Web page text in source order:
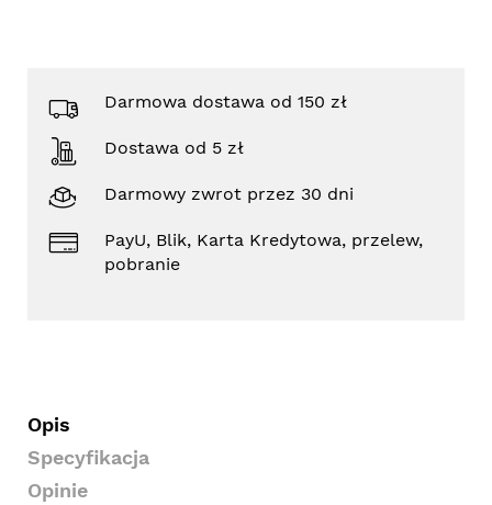
Darmowa dostawa od 150 zł
Dostawa od 5 zł
Darmowy zwrot przez 30 dni
PayU, Blik, Karta Kredytowa, przelew,
pobranie
Opis
Specyfikacja
Opinie